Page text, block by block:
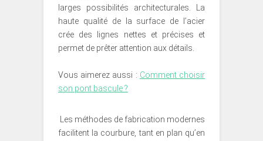
larges possibilités architecturales. La
haute qualité de la surface de l’acier
crée des lignes nettes et précises et
permet de prêter attention aux détails.
Vous aimerez aussi : Comment choisir
son pont bascule ?
Les méthodes de fabrication modernes
facilitent la courbure, tant en plan qu’en